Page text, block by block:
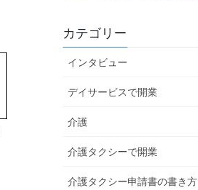
カテゴリー
インタビュー
デイサービスで開業
介護
介護タクシーで開業
介護タクシー申請書の書き方